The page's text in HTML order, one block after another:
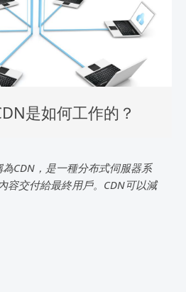
是如何工作的？
CDN，是一種分布式伺服器系
容交付給最終用戶。CDN可以減